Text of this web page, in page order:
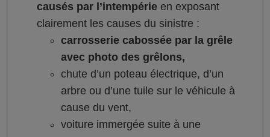
causés par l’intempérie en exposant
clairement les causes du sinistre :
carrosserie cabossée par la grêle
avec photo des grêlons,
chute d’un poteau électrique, d’un
arbre ou d’une tuile sur le véhicule à
cause du vent,
voiture immergée suite à une